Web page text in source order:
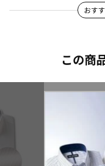
おす
この商